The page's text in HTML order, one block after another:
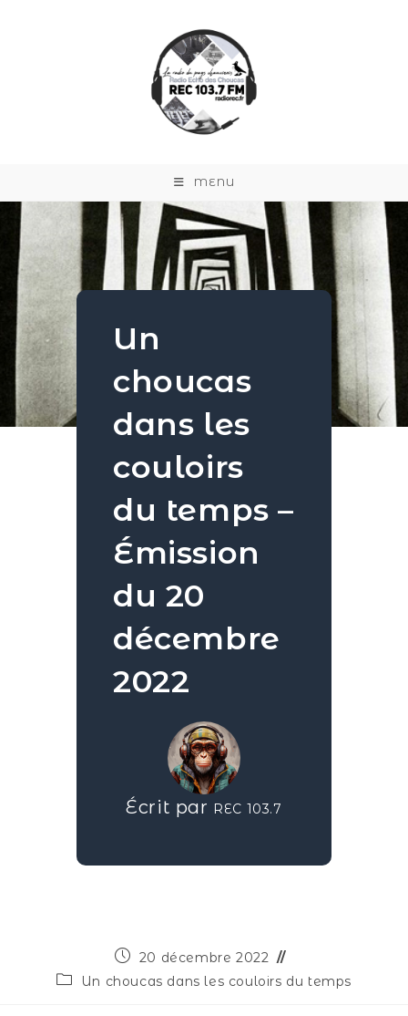
MENU
Un
choucas
dans les
couloirs
du temps –
Émission
du 20
décembre
2022
Écrit par REC 103.7
20 décembre 2022
Un choucas dans les couloirs du temps